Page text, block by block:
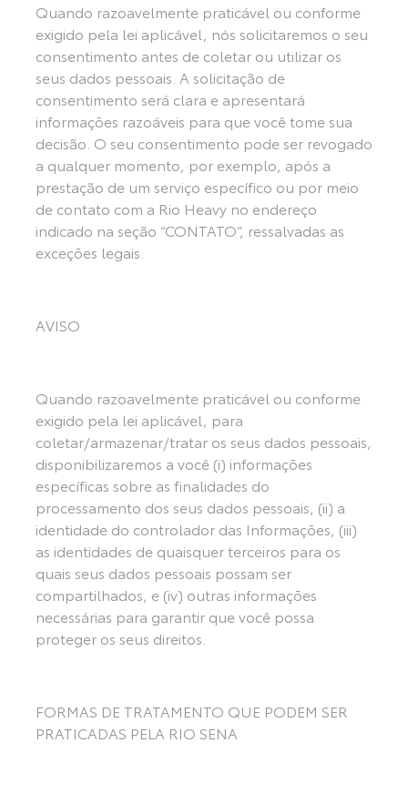
Quando razoavelmente praticável ou conforme
exigido pela lei aplicável, nós solicitaremos o seu
consentimento antes de coletar ou utilizar os
seus dados pessoais. A solicitação de
consentimento será clara e apresentará
informações razoáveis para que você tome sua
decisão. O seu consentimento pode ser revogado
a qualquer momento, por exemplo, após a
prestação de um serviço específico ou por meio
de contato com a Rio Heavy no endereço
indicado na seção “CONTATO”, ressalvadas as
exceções legais.
AVISO
Quando razoavelmente praticável ou conforme
exigido pela lei aplicável, para
coletar/armazenar/tratar os seus dados pessoais,
disponibilizaremos a você (i) informações
específicas sobre as finalidades do
processamento dos seus dados pessoais, (ii) a
identidade do controlador das Informações, (iii)
as identidades de quaisquer terceiros para os
quais seus dados pessoais possam ser
compartilhados, e (iv) outras informações
necessárias para garantir que você possa
proteger os seus direitos.
FORMAS DE TRATAMENTO QUE PODEM SER
PRATICADAS PELA RIO SENA